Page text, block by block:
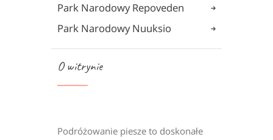
Park Narodowy Repoveden
Park Narodowy Nuuksio
O witrynie
Podróżowanie piesze to doskonałe